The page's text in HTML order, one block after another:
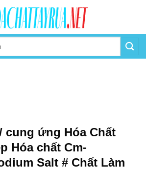
cung ứng Hóa Chất
Hóa chất Cm-
Salt # Chất Làm